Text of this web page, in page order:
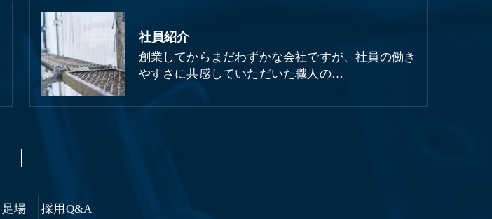
社員紹介
創業してからまだわずかな会社ですが、社員の働き
やすさに共感していただいた職人の…
足場 採用Q&A